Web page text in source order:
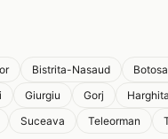
Bistrita-Nasaud
Giurgiu Gorj Harghita
Suceava Teleorman